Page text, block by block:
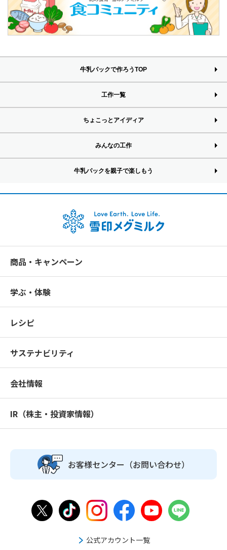
牛乳パックで作ろうTOP
工作一覧
ちょこっとアイディア
みんなの工作
牛乳パックを親子で楽しもう
商品・キャンペーン
学ぶ・体験
レシピ
サステナビリティ
会社情報
IR（株主・投資家情報）
お客様センター （お問い合わせ）
公式アカウント一覧